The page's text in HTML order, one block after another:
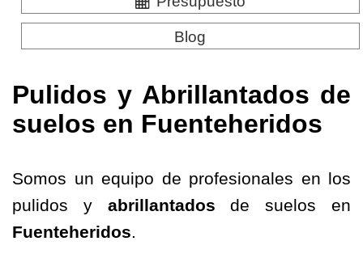
Blog
Pulidos y Abrillantados de
suelos en Fuenteheridos
Somos un equipo de profesionales en los
pulidos y abrillantados de suelos en
Fuenteheridos.